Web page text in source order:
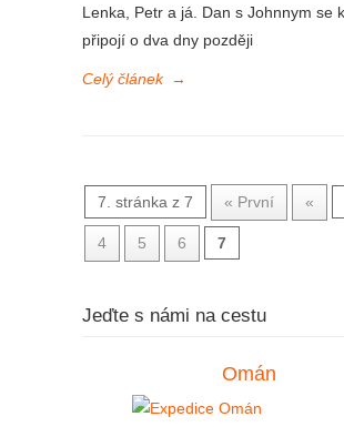
Lenka, Petr a já. Dan s Johnnym se
připojí o dva dny později
Celý článek →
7. stránka z 7 « První «
4 5 6 7
Jeďte s námi na cestu
Omán